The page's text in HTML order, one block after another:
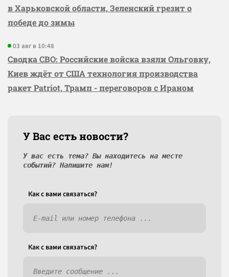
в Харьковской области, Зеленский грезит о
победе до зимы
03 авг в 10:48
Сводка СВО: Российские войска взяли Ольговку,
Киев ждёт от США технология производства
ракет Patriot, Трамп - переговоров с Ираном
У Вас есть новости?
У вас есть тема? Вы находитесь на месте
событий? Напишите нам!
Как c вами связаться?
Как c вами связаться?